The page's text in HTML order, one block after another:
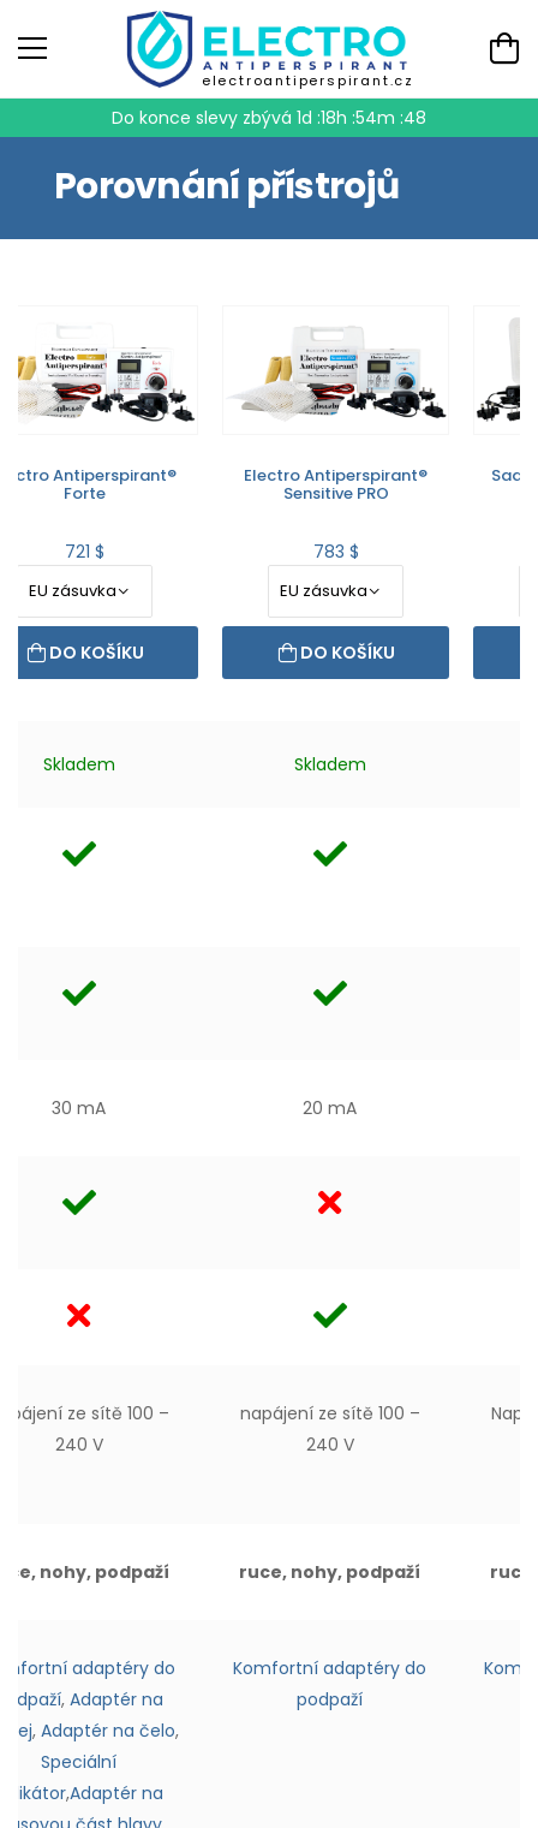
electroantiperspirant.cz
Do konce slevy zbývá 1d :18h :54m :48
Porovnání přístrojů
Antiperspirant®
Forte
721 $
DO KOŠÍKU
Electro Antiperspirant®
Sensitive PRO
783 $
DO KOŠÍKU
Skladem Skladem
30 mA 20 mA
ze sítě 100 –
240 V
napájení ze sítě 100 –
240 V
nohy, podpaží ruce, nohy, podpaží
adaptéry do
, Adaptér na
, Adaptér na čelo,
Speciální
,Adaptér na
Komfortní adaptéry do
podpaží